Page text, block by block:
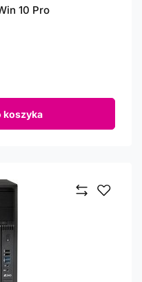
10 Pro
koszyka